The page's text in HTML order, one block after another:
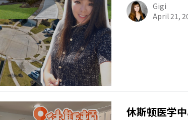
Gigi
April 21,
休斯顿医学